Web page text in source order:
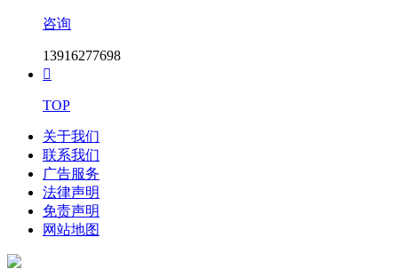
咨询
13916277698

TOP
关于我们
联系我们
广告服务
法律声明
免责声明
网站地图